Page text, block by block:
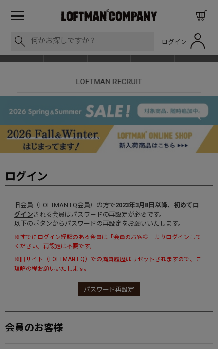
ログイン
LOFTMAN RECRUIT
ログイン
旧会員（LOFTMAN EQ会員）の方で2023年3月8日以降、初めてロ
グインされる会員はパスワードの再設定が必要です。
以下のボタンからパスワードの再設定をお願いいたします。
※すでにログイン経験のある会員は「会員のお客様」よりログインして
ください。再設定は不要です。
※旧サイト（LOFTMAN EQ）での購買履歴はリセットされますので、ご
理解の程お願いいたします。
パスワード再設定
会員のお客様